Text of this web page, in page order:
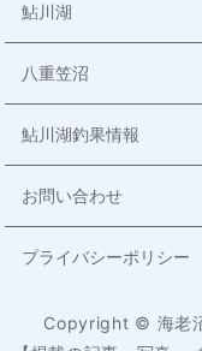
鮎川湖
八重笠沼
鮎川湖釣果情報
お問い合わせ
プライバシーポリシー
Copyright © 海老